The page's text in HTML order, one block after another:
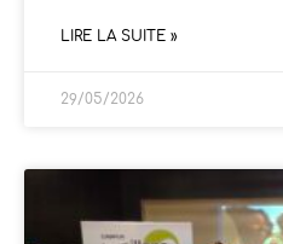
LIRE LA SUITE »
29/05/2026